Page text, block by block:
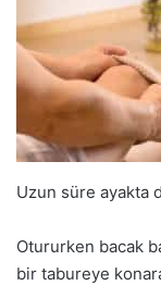
Uzun süre ayakta
Otururken bacak
bir tabureye